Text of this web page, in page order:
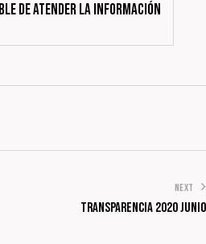
DE ATENDER LA INFORMACIÓN
NEXT
Transparencia 2020 Junio